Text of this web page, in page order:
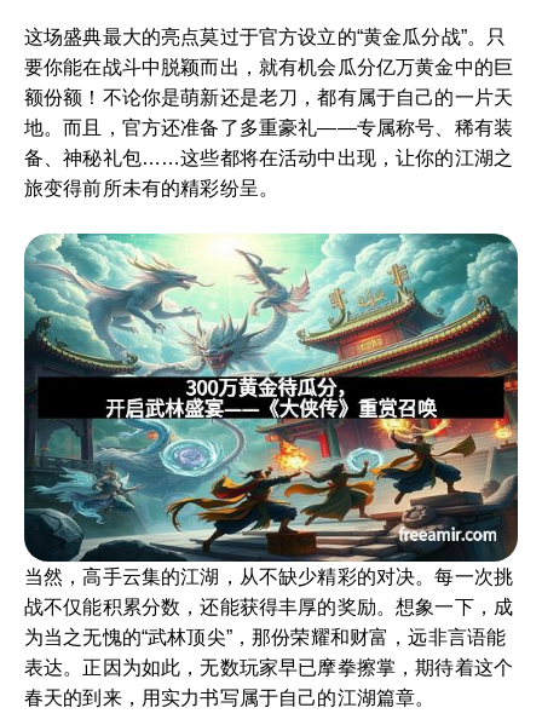
这场盛典最大的亮点莫过于官方设立的“黄金瓜分战”。只
要你能在战斗中脱颖而出，就有机会瓜分亿万黄金中的巨
额份额！不论你是萌新还是老刀，都有属于自己的一片天
地。而且，官方还准备了多重豪礼——专属称号、稀有装
备、神秘礼包……这些都将在活动中出现，让你的江湖之
旅变得前所未有的精彩纷呈。
当然，高手云集的江湖，从不缺少精彩的对决。每一次挑
战不仅能积累分数，还能获得丰厚的奖励。想象一下，成
为当之无愧的“武林顶尖”，那份荣耀和财富，远非言语能
表达。正因为如此，无数玩家早已摩拳擦掌，期待着这个
春天的到来，用实力书写属于自己的江湖篇章。